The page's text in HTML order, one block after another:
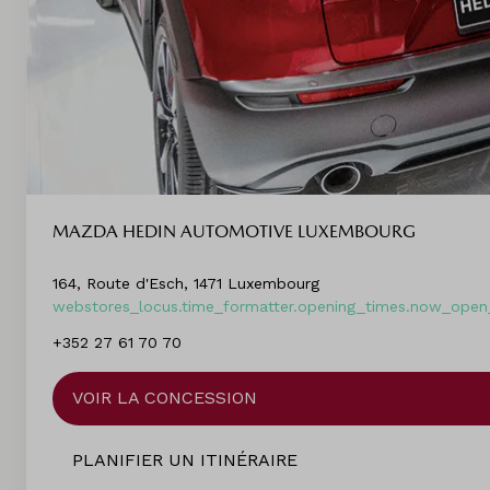
MAZDA HEDIN AUTOMOTIVE LUXEMBOURG
164, Route d'Esch, 1471 Luxembourg
+352 27 61 70 70
VOIR LA CONCESSION
PLANIFIER UN ITINÉRAIRE